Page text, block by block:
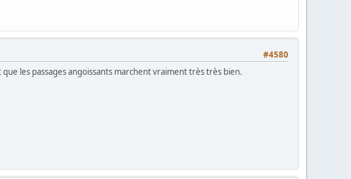
#4580
les passages angoissants marchent vraiment très très bien.